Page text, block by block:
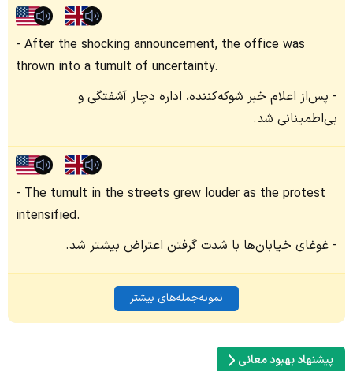
After the shocking announcement, the office was
thrown into a tumult of uncertainty.
پس‌از اعلام خبر شوکه‌کننده، اداره دچار آشفتگی و
بی‌اطمینانی شد.
The tumult in the streets grew louder as the protest
intensified.
غوغای خیابان‌ها با شدت گرفتن اعتراض بیشتر شد.
نمونه‌جمله‌های بیشتر
پیشنهاد بهبود معانی